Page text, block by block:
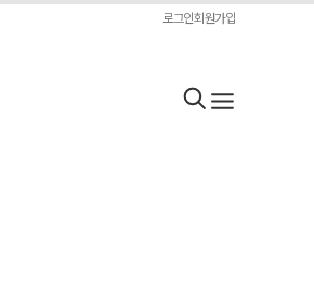
로그인회원가입